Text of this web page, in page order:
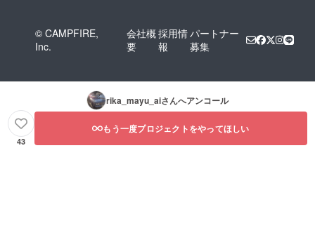
© CAMPFIRE,
Inc.
会社概
要
採用情
報
パートナー
募集
rika_mayu_aiさんへアンコール
43
もう一度プロジェクトをやってほしい